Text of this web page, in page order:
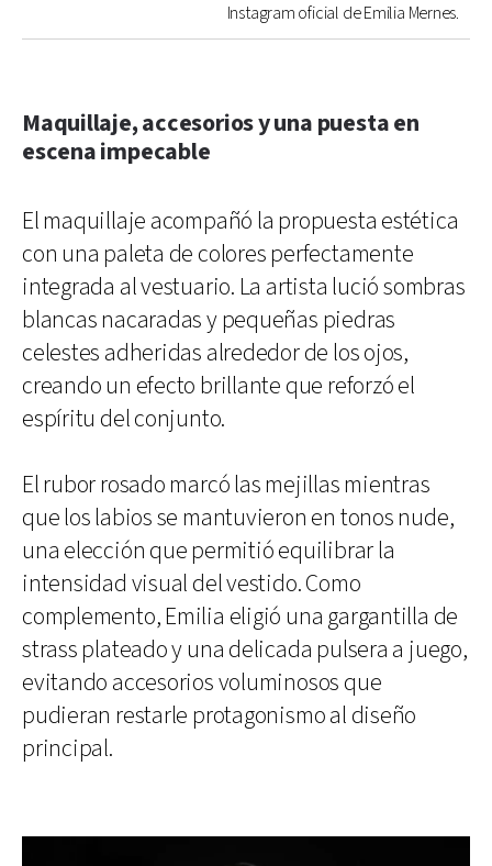
Instagram oficial de Emilia Mernes.
Maquillaje, accesorios y una puesta en
escena impecable
El maquillaje acompañó la propuesta estética
con una paleta de colores perfectamente
integrada al vestuario. La artista lució sombras
blancas nacaradas y pequeñas piedras
celestes adheridas alrededor de los ojos,
creando un efecto brillante que reforzó el
espíritu del conjunto.
El rubor rosado marcó las mejillas mientras
que los labios se mantuvieron en tonos nude,
una elección que permitió equilibrar la
intensidad visual del vestido. Como
complemento, Emilia eligió una gargantilla de
strass plateado y una delicada pulsera a juego,
evitando accesorios voluminosos que
pudieran restarle protagonismo al diseño
principal.